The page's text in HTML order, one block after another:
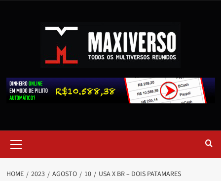
HOME 2023 AGOSTO 10
USA X BR – DOIS PATAMARES